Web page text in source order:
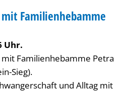
Familienhebamme
Uhr.
Familienhebamme Petra
Sieg).
und Alltag mit